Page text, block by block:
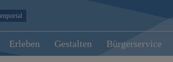
Erleben Gestalten Bürgerservice